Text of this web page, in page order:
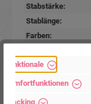
Stabstärke:
Stablänge:
Farben:
Hersteller:
Funktionale
Komfortfunktionen
Tracking